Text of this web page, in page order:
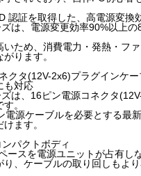
認証を取得した、高電源変換
は、電源変更効率90%以上の
いため、消費電力・発熱・フ
ります。
クタ(12V-2x6)プラグインケー
も対応
は、16ピン電源コネクタ
。
電源ケーブルを必要とする最
ます。
パクトボディ
ースを電源ユニットが占有し
、ケーブルの取り回しもより